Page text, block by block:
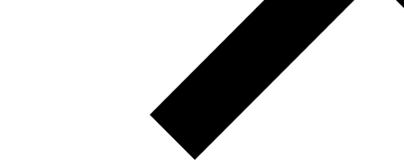
Заказать примерку
Закажите понравившуюся модель
в ближайший салон “Оптик-Экспресс”.
*Доступно для Республики